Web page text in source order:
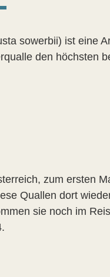
sowerbii) ist eine
den höchsten
zum ersten
Quallen dort
sie noch im